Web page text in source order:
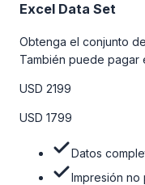
Excel Data Set
Obtenga el conjunto
También puede pagar
la tabla de precios a
USD 2199
USD 1799
Datos
Impresión no